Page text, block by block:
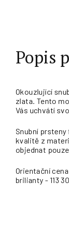
Popis
Okouzlující
zlata. Tento
Vás uchvátí
Snubní
kvalitě z
objednat
Orientační
brilianty - 113